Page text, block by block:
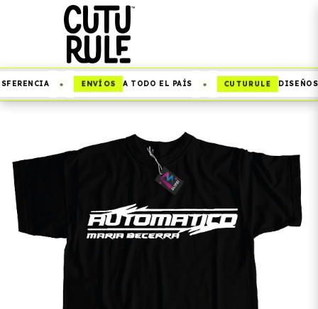
ENVÍOS A TODO EL PAÍS CUTURULE DISEÑOS